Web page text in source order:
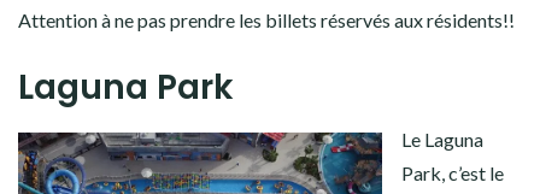
Attention à ne pas prendre les billets réservés aux résidents!!
Laguna Park
Le Laguna
Park, c’est le